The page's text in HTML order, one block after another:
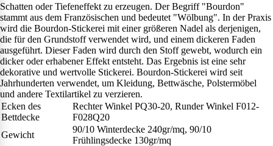
Schatten oder Tiefeneffekt zu erzeugen. Der Begriff "Bourdon"
stammt aus dem Französischen und bedeutet "Wölbung". In der Praxis
wird die Bourdon-Stickerei mit einer größeren Nadel als derjenigen,
die für den Grundstoff verwendet wird, und einem dickeren Faden
ausgeführt. Dieser Faden wird durch den Stoff gewebt, wodurch ein
dicker oder erhabener Effekt entsteht. Das Ergebnis ist eine sehr
dekorative und wertvolle Stickerei. Bourdon-Stickerei wird seit
Jahrhunderten verwendet, um Kleidung, Bettwäsche, Polstermöbel
und andere Textilartikel zu verzieren.
Ecken des
Bettdecke
Rechter Winkel PQ30-20, Runder Winkel F012-
F028Q20
Gewicht
90/10 Winterdecke 240gr/mq, 90/10
Frühlingsdecke 130gr/mq